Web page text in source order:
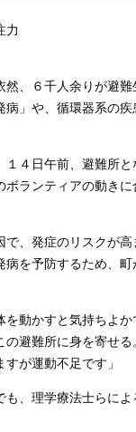
力
、６千人余りが避
」や、循環器系の
４日午前、避難所
ランティアの動き
、発症のリスクが
病を予防するため、
動かすと気持ちよ
避難所に身を寄せ
が運動不足です」
、理学療法士らに